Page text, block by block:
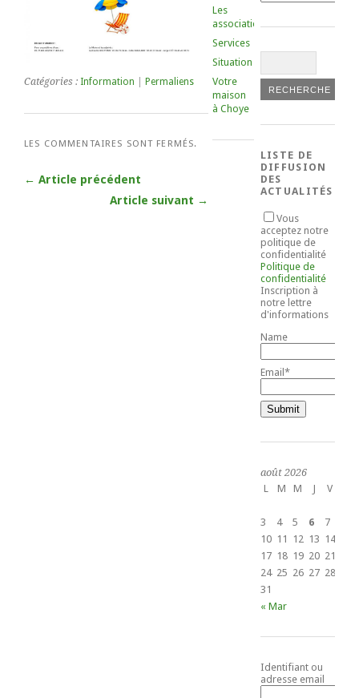
Catégories : Information Permaliens
LES COMMENTAIRES SONT FERMÉS.
← Article précédent
Article suivant →
Les
associations
Services
Situation
Votre
maison
à Choye
LISTE DE
DIFFUSION
DES
ACTUALITÉS
Vous
acceptez notre
politique de
confidentialité
Politique de
confidentialité
Inscription à
notre lettre
d'informations
Name
Email*
août 2026
L
M M J V
3
4 5 6 7
10 11 12 13 14
17 18 19 20 21
24 25 26 27 28
31
« Mar
Identifiant ou
adresse email